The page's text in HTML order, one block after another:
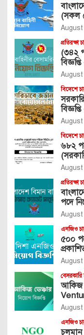
(সকল
August
প্রতিরক্ষা
(৩৪২
August
বিদেশে
August
বিদেশে
৬৮২
August
প্রতিরক্ষা
পদে
August
এনজিও
৫০০
August
বেসরকারি
আকিজ
August
এনজিও